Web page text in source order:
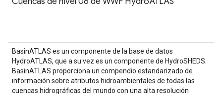
BasinATLAS es un componente de la base de datos
HydroATLAS, que a su vez es un componente de HydroSHEDS.
BasinATLAS proporciona un compendio estandarizado de
información sobre atributos hidroambientales de todas las
cuencas hidrográficas del mundo con una alta resolución